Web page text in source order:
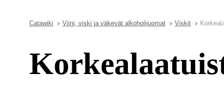
Catawiki Viini, viski ja väkevät alkoholijuomat Viskit